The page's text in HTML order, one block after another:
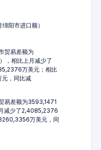
阳市进口额）
贸易差额为
，相比上月减少了
万美元；相比
元，同比减
易差额为3593,1471
减少了2,4085,2376
万美元，同